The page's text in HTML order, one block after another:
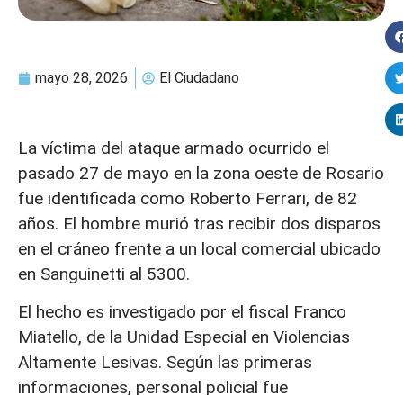
mayo 28, 2026 El Ciudadano
La víctima del ataque armado ocurrido el
pasado 27 de mayo en la zona oeste de Rosario
fue identificada como Roberto Ferrari, de 82
años. El hombre murió tras recibir dos disparos
en el cráneo frente a un local comercial ubicado
en Sanguinetti al 5300.
El hecho es investigado por el fiscal Franco
Miatello, de la Unidad Especial en Violencias
Altamente Lesivas. Según las primeras
informaciones, personal policial fue